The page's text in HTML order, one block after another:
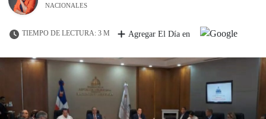
NACIONALES
TIEMPO DE LECTURA: 3 M Agregar El Día en